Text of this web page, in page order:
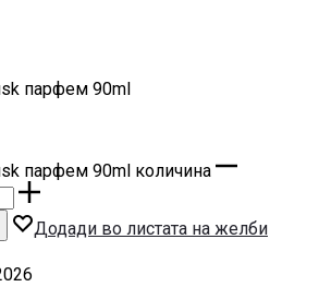
парфем 90ml
парфем 90ml количина
Додади во листата на желби